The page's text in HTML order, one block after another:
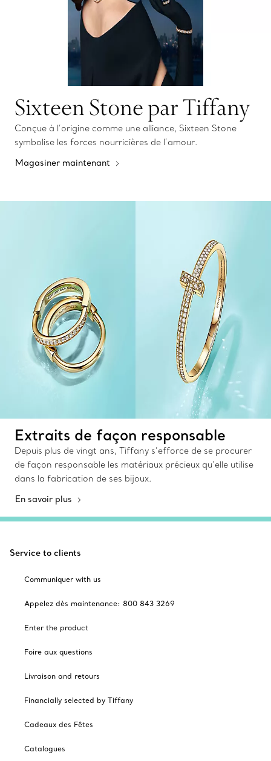
Sixteen Stone par Tiffany
Conçue à l’origine comme une alliance, Sixteen Stone
symbolise les forces nourricières de l’amour.
Magasiner maintenant
Extraits de façon responsable
Depuis plus de vingt ans, Tiffany s’efforce de se procurer
de façon responsable les matériaux précieux qu’elle utilise
dans la fabrication de ses bijoux.
En savoir plus
Service to clients
Communiquer with us
Appelez dès maintenance: 800 843 3269
Enter the product
Foire aux questions
Livraison and retours
Financially selected by Tiffany
Cadeaux des Fêtes
Catalogues